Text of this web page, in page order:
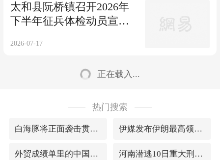
太和县阮桥镇召开2026年
下半年征兵体检动员宣讲
2026-07-17
正在载入...
热门搜索
白海豚将正面袭击贯穿浙江 伊媒发布伊朗最高领袖视频
外贸成绩单里的中国机遇2.0 河南潜逃10日重大刑案嫌疑人落网